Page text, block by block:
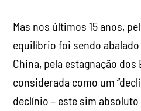
Mas nos últimos 15 anos,
equilíbrio foi sendo abalado
China, pela estagnação dos
considerada como um
declínio – este sim